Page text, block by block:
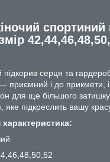
підкорив серця та
приємний і до прикмети, і
для ще більшого
яке підкреслить вашу